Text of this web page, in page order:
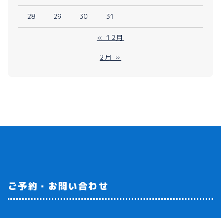
28 29 30 31
« 12月
2月 »
ご予約・お問い合わせ